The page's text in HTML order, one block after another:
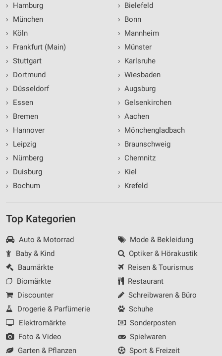
›
Hamburg
›
München
›
Köln
›
Frankfurt (Main)
› Stuttgart
›
Dortmund
›
Düsseldorf
›
Essen
›
Bremen
›
Hannover
›
Leipzig
›
Nürnberg
›
Duisburg
›
Bochum
› Bielefeld
› Bonn
› Mannheim
› Münster
› Karlsruhe
› Wiesbaden
› Augsburg
› Gelsenkirchen
› Aachen
› Mönchengladbach
› Braunschweig
› Chemnitz
› Kiel
› Krefeld
Top Kategorien
Auto & Motorrad
Baby & Kind
Baumärkte
Biomärkte
Discounter
Drogerie & Parfümerie
Elektromärkte
Foto & Video
Garten & Pflanzen
Mode & Bekleidung
Optiker & Hörakustik
Reisen & Tourismus
Restaurant
Schreibwaren & Büro
Schuhe
Sonderposten
Spielwaren
Sport & Freizeit